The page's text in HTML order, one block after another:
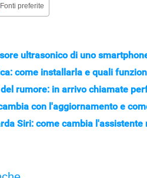
Fonti preferite
ultrasonico di uno
come installarla e quali
rumore: in arrivo chiamate
con l'aggiornamento e
Siri: come cambia l'assistente